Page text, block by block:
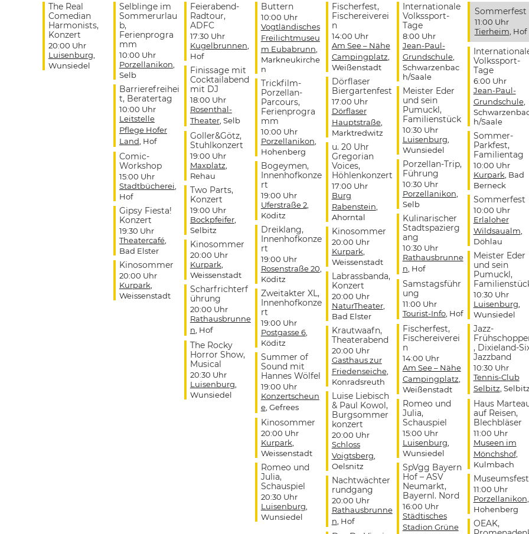
The Real
Comedian
Harmonists,
Konzert
20:00 Uhr
Luisenburg
Wunsiedel
Selblinge im
Sommerurlau
b,
Ferienprogra
mm
10:00 Uhr
Porzellanikon
Selb
Barrierefreihei
t, Beratertag
10:00 Uhr
Leitstelle
Pflege Hofer
Land , Hof
Comic-
Workshop
15:00 Uhr
Stadtbücherei
Hof
Gipsy Fiesta!
Konzert
19:30 Uhr
Theatercafé,
Bad Elster
Kinosommer
20:00 Uhr
Kurpark
Weissenstadt
Feierabend-
Radtour,
ADFC
17:30 Uhr
Kugelbrunnen
Hof
Finissage mit
Cocktailabend
mit DJ
18:00 Uhr
Rosenthal-
Theater, Selb
Goller&Götz,
Stuhlkonzert
19:00 Uhr
Maxplatz
Rehau
Two Parts,
Konzert
19:00 Uhr
Bockpfeifer,
Selbitz
Kinosommer
20:00 Uhr
Kurpark
Weissenstadt
Scharfrichterf
ührung
20:00 Uhr
Rathausbrunne
n , Hof
The Rocky
Horror Show,
Musical
20:30 Uhr
Luisenburg
Wunsiedel
Buttern
10:00 Uhr
Vogtländisches
Freilichtmuseu
m Eubabrunn
Markneukirche
n
Trickfilm-
Porzellan-
Parcours,
Ferienprogra
mm
10:00 Uhr
Porzellanikon
Hohenberg
Bogeymen,
Innenhofkonze
rt
19:00 Uhr
Uferstraße 2,
Köditz
Dreiklang,
Innenhofkonze
rt
19:00 Uhr
Rosenstraße 20
Köditz
Zweitakter XL,
Innenhofkonze
rt
19:00 Uhr
Postgasse 6,
Köditz
Summer of
Sound mit
Hannes Wölfel
19:00 Uhr
Konzertscheun
e, Gefrees
Kinosommer
20:00 Uhr
Kurpark
Weissenstadt
Romeo und
Julia,
Schauspiel
20:30 Uhr
Luisenburg
Wunsiedel
Fischerfest,
Fischereiverei
n
14:00 Uhr
Am See – Nähe
Campingplatz
Weißenstadt
Dörflaser
Biergartenfest
17:00 Uhr
Dörflaser
Hauptstraße,
Marktredwitz
u. 20 Uhr
Gregorian
Voices,
Höhlenkonzert
17:00 Uhr
Burg
Rabenstein
Ahorntal
Kinosommer
20:00 Uhr
Kurpark
Weissenstadt
Labrassbanda,
Konzert
20:00 Uhr
NaturTheater,
Bad Elster
Krautwaafn,
Theaterabend
20:00 Uhr
Gasthaus zur
Friedenseiche,
Konradsreuth
Luise Liebisch
& Paul Kowol,
Burgsommer
konzert
20:00 Uhr
Schloss
Voigtsberg
Oelsnitz
Nachtwächter
rundgang
20:00 Uhr
Rathausbrunne
n , Hof
Internationale
Volkssport-
Tage
8:00 Uhr
Jean-Paul-
Grundschule,
Schwarzenbac
h/Saale
Meister Eder
und sein
Pumuckl,
Familienstück
10:30 Uhr
Luisenburg
Wunsiedel
Porzellan-Trip,
Führung
10:30 Uhr
Porzellanikon
Selb
Kulinarischer
Stadtspazierg
ang
10:30 Uhr
Rathausbrunne
n , Hof
Samstagsführ
ung
11:00 Uhr
Tourist-Info, Hof
Fischerfest,
Fischereiverei
n
14:00 Uhr
Am See – Nähe
Campingplatz
Weißenstadt
Romeo und
Julia,
Schauspiel
15:00 Uhr
Luisenburg
Wunsiedel
SpVgg Bayern
Hof – ASV
Neumarkt,
Bayernl. Nord
16:00 Uhr
Städtisches
Stadion Grüne
Sommerfest
11:00 Uhr
Tierheim , Hof
Volkssport-
Tage
6:00 Uhr
Jean-Paul-
Grundschule,
h/Saale
Sommer-
Parkfest,
Familientag
10:00 Uhr
Kurpark , Bad
Berneck
Sommerfest
10:00 Uhr
Erlaloher
Wildsaualm
Döhlau
Meister Eder
und sein
Pumuckl,
10:30 Uhr
Luisenburg
Wunsiedel
Jazz-
, Dixieland-
Jazzband
10:30 Uhr
Tennis-Club
Selbitz ,
Haus
auf Reisen,
Blechbläser
11:00 Uhr
Museen im
Mönchshof,
Kulmbach
Museumsfest
11:00 Uhr
Porzellanikon
Hohenberg
OEAK,